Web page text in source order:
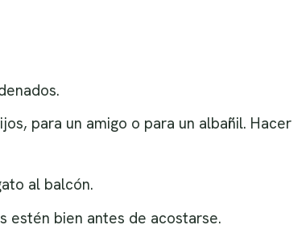
para un amigo o para un albañil. Hacer
al balcón.
estén bien antes de acostarse.